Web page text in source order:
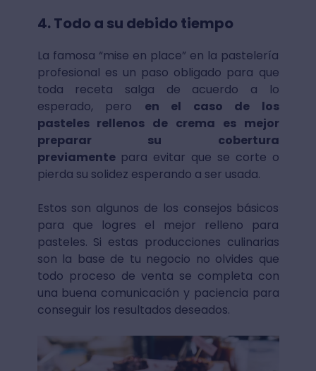
4. Todo a su debido tiempo
La famosa “mise en place” en la pastelería
profesional es un paso obligado para que
toda receta salga de acuerdo a lo
esperado, pero en el caso de los
pasteles rellenos de crema es mejor
preparar su cobertura
previamente para evitar que se corte o
pierda su solidez esperando a ser usada.
Estos son algunos de los consejos básicos
para que logres el mejor relleno para
pasteles. Si estas producciones culinarias
son la base de tu negocio no olvides que
todo proceso de venta se completa con
una buena comunicación y paciencia para
conseguir los resultados deseados.